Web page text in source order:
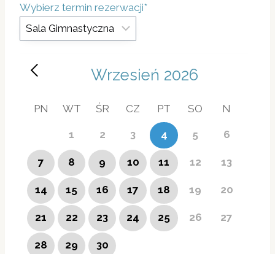
Wybierz termin rezerwacji*
Wrzesień 2026
PN WT ŚR CZ PT SO N
1 2 3 4 5 6
7 8 9 10 11 12 13
14 15 16 17 18 19 20
21 22 23 24 25 26 27
28 29 30